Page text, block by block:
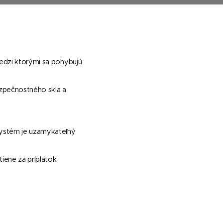
ktorými sa pohybujú
skla a
je uzamykateľný
za príplatok